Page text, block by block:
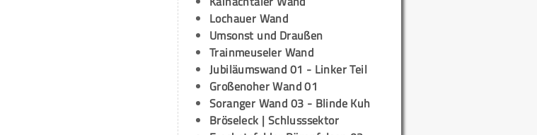
Lochauer Wand
Umsonst und Draußen
Trainmeuseler Wand
Jubiläumswand 01 - Linker Teil
Großenoher Wand 01
Soranger Wand 03 - Blinde Kuh
Bröseleck | Schlusssektor